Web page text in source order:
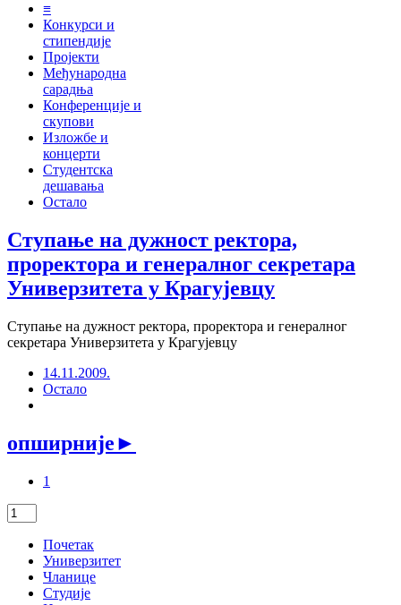
≡
Конкурси и
стипендије
Пројекти
Међународна
сарадња
Конференције и
скупови
Изложбе и
концерти
Студентска
дешавања
Остало
Ступање на дужност ректора,
проректора и генералног секретара
Универзитета у Крагујевцу
Ступање на дужност ректора, проректора и генералног
секретара Универзитета у Крагујевцу
14.11.2009.
Остало
опширније►
1
Почетак
Универзитет
Чланице
Студије